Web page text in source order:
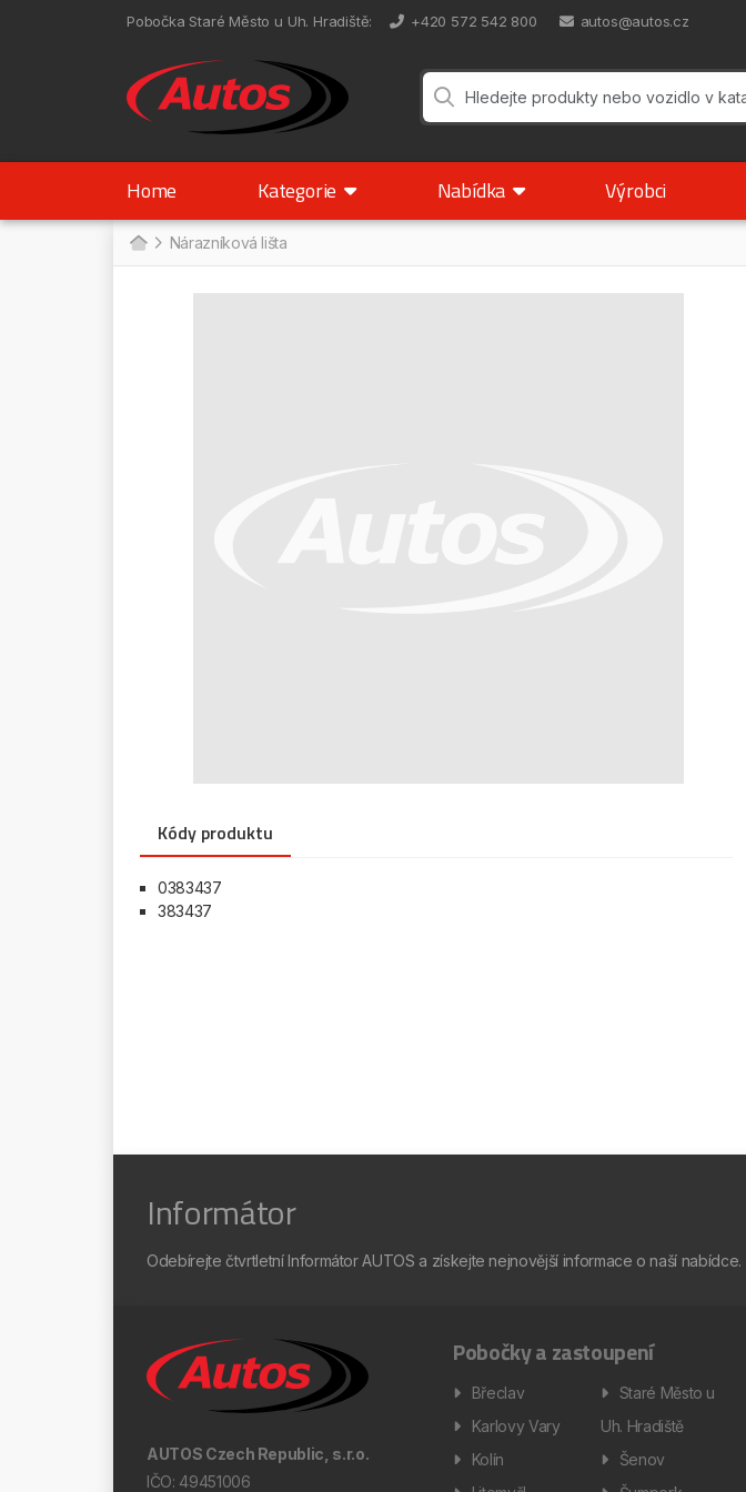
Pobočka Staré Město u Uh. Hradiště: +420 572 542 800 autos@autos.cz
Home Kategorie Nabídka Výrobci
Nárazníková lišta
Kódy produktu
0383437
383437
Informátor
Odebírejte čtvrtletní Informátor AUTOS a získejte nejnovější informace o naší nabídce.
AUTOS Czech Republic, s.r.o.
IČO: 49451006
Pobočky a zastoupení
Břeclav
Karlovy Vary
Kolín
Staré Město u
Uh. Hradiště
Šenov